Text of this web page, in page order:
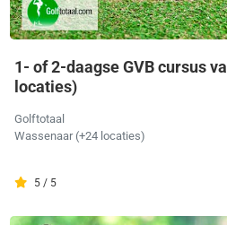
1- of 2-daagse GVB cursus
locaties)
Golftotaal
Wassenaar (+24 locaties)
5 / 5